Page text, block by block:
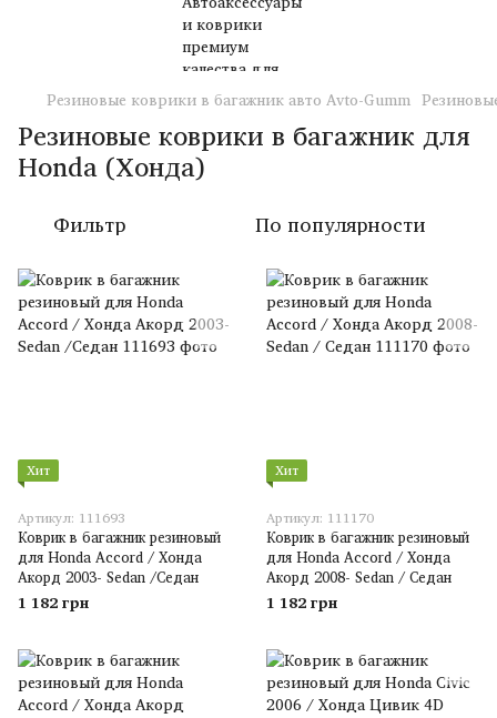
Резиновые коврики в багажник авто Avto-Gumm
Резиновые коврики в багажник для
Honda (Хонда)
Фильтр По популярности
Хит
Артикул: 111693
Коврик в багажник резиновый
для Honda Accord / Хонда
Акорд 2003- Sedan /Седан
1 182 грн
Хит
Артикул: 111170
Коврик в багажник резиновый
для Honda Accord / Хонда
Акорд 2008- Sedan / Седан
1 182 грн